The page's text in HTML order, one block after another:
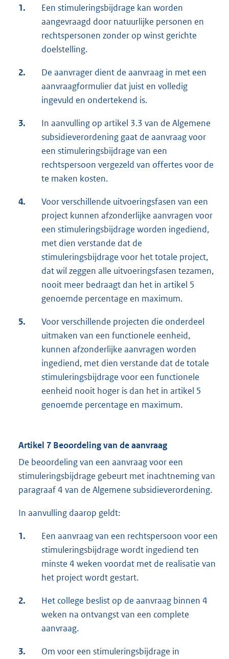
1.
Een stimuleringsbijdrage kan worden
aangevraagd door natuurlijke personen en
rechtspersonen zonder op winst gerichte
doelstelling.
2.
De aanvrager dient de aanvraag in met een
aanvraagformulier dat juist en volledig
ingevuld en ondertekend is.
3.
In aanvulling op artikel 3.3 van de Algemene
subsidieverordening gaat de aanvraag voor
een stimuleringsbijdrage van een
rechtspersoon vergezeld van offertes voor de
te maken kosten.
4.
Voor verschillende uitvoeringsfasen van een
project kunnen afzonderlijke aanvragen voor
een stimuleringsbijdrage worden ingediend,
met dien verstande dat de
stimuleringsbijdrage voor het totale project,
dat wil zeggen alle uitvoeringsfasen tezamen,
nooit meer bedraagt dan het in artikel 5
genoemde percentage en maximum.
5.
Voor verschillende projecten die onderdeel
uitmaken van een functionele eenheid,
kunnen afzonderlijke aanvragen worden
ingediend, met dien verstande dat de totale
stimuleringsbijdrage voor een functionele
eenheid nooit hoger is dan het in artikel 5
genoemde percentage en maximum.
Artikel 7 Beoordeling van de aanvraag
De beoordeling van een aanvraag voor een
stimuleringsbijdrage gebeurt met inachtneming van
paragraaf 4 van de Algemene subsidieverordening.
In aanvulling daarop geldt:
1.
Een aanvraag van een rechtspersoon voor een
stimuleringsbijdrage wordt ingediend ten
minste 4 weken voordat met de realisatie van
het project wordt gestart.
2.
Het college beslist op de aanvraag binnen 4
weken na ontvangst van een complete
aanvraag.
3.
Om voor een stimuleringsbijdrage in